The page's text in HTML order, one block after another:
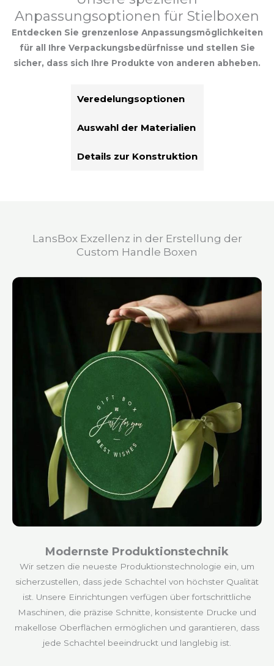
Anpassungsoptionen für Stielboxen
Entdecken Sie grenzenlose Anpassungsmöglichkeiten
für all Ihre Verpackungsbedürfnisse und stellen Sie
sicher, dass sich Ihre Produkte von anderen abheben.
Veredelungsoptionen
Auswahl der Materialien
Details zur Konstruktion
LansBox Exzellenz in der Erstellung der
Custom Handle Boxen
Modernste Produktionstechnik
Wir setzen die neueste Produktionstechnologie ein, um
sicherzustellen, dass jede Schachtel von höchster Qualität
ist. Unsere Einrichtungen verfügen über fortschrittliche
Maschinen, die präzise Schnitte, konsistente Drucke und
makellose Oberflächen ermöglichen und garantieren, dass
jede Schachtel beeindruckt und langlebig ist.